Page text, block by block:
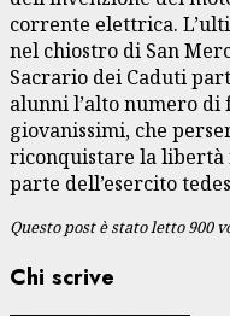
corrente elettrica.
nel chiostro di San
Sacrario dei Caduti
alunni l’alto numero
giovanissimi, che
riconquistare la libertà
parte dell’esercito
Questo post è stato letto 900
Chi scrive